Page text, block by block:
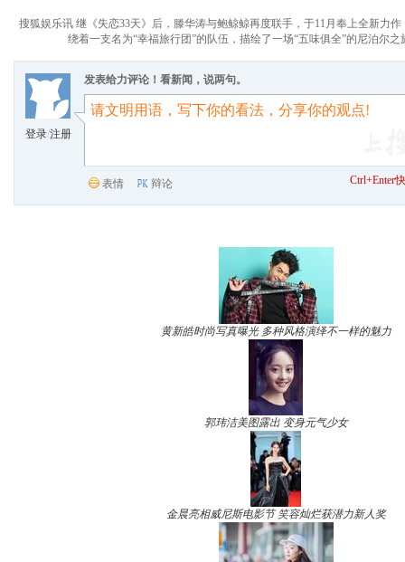
搜狐娱乐讯 继《失恋33天》后，滕华涛与鲍鲸鲸再度联手，于11月奉上全新力
绕着一支名为“幸福旅行团”的队伍，描绘了一场“五味俱全”的尼泊尔
登录/注册
发表给力评论！看新闻，说两句。
表情 辩论 Ctrl+Enter
黄新皓时尚写真曝光 多种风格演绎不一样的魅力
郭玮洁美图露出 变身元气少女
金晨亮相威尼斯电影节 笑容灿烂获潜力新人奖